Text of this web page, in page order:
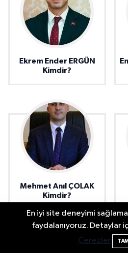
Ekrem Ender ERGÜN
Kimdir?
Mehmet Anıl ÇOLAK
Kimdir?
En iyi site deneyimi
faydalanıyoruz. Detaylar
Çerezler
2 Buzağı Hediyeli Bal
Ünsal Sahne Alacak